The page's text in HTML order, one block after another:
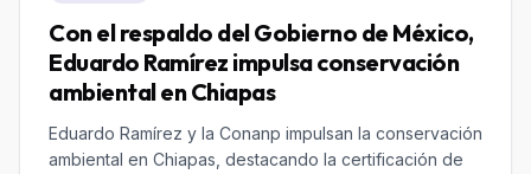
Con el respaldo del Gobierno de México,
Eduardo Ramírez impulsa conservación
ambiental en Chiapas
Eduardo Ramírez y la Conanp impulsan la conservación
ambiental en Chiapas, destacando la certificación de